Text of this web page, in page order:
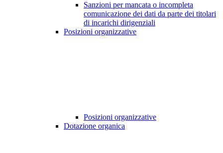
Sanzioni per mancata o incompleta
comunicazione dei dati da parte dei titolari
di incarichi dirigenziali
Posizioni organizzative
Posizioni organizzative
Dotazione organica